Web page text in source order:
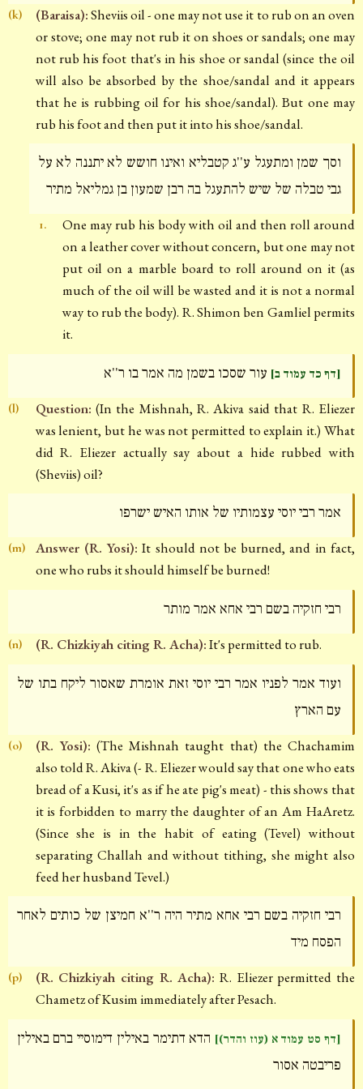
(k) (Baraisa):Sheviis oil - one may not use it to rub on an oven
or stove; one may not rub it on shoes or sandals; one may
not rub his foot that's in his shoe or sandal (since the oil
will also be absorbed by the shoe/sandal and it appears
that he is rubbing oil for his shoe/sandal). But one may
rub his foot and then put it into his shoe/sandal.
וסך שמן ומתעגל ע''ג קטבליא ואינו חושש לא יתננה לא על
גבי טבלה של שיש להתעגל בה רבן שמעון בן גמליאל מתיר
1.
One may rub his body with oil and then roll around
on a leather cover without concern, but one may not
put oil on a marble board to roll around on it (as
much of the oil will be wasted and it is not a normal
way to rub the body). R. Shimon ben Gamliel permits
it.
[דף כד עמוד ב] עור שסכו בשמן מה אמר בו ר''א
(l) Question: (In the Mishnah, R. Akiva said that R. Eliezer
was lenient, but he was not permitted to explain it.) What
did R. Eliezer actually say about a hide rubbed with
(Sheviis) oil?
אמר רבי יוסי עצמותיו של אותו האיש ישרפו
(m) Answer (R. Yosi): It should not be burned, and in fact,
one who rubs it should himself be burned!
רבי חזקיה בשם רבי אחא אמר מותר
(n) (R. Chizkiyah citing R. Acha):It's permitted to rub.
ועוד אמר לפניו אמר רבי יוסי זאת אומרת שאסור ליקח בתו של
עם הארץ
(o) (R. Yosi): (The Mishnah taught that) the Chachamim
also told R. Akiva (- R. Eliezer would say that one who eats
bread of a Kusi, it's as if he ate pig's meat) - this shows that
it is forbidden to marry the daughter of an Am HaAretz.
(Since she is in the habit of eating (Tevel) without
separating Challah and without tithing, she might also
feed her husband Tevel.)
רבי חזקיה בשם רבי אחא מתיר היה ר''א חמיצן של כותים לאחר
הפסח מיד
(p) (R. Chizkiyah citing R. Acha): R. Eliezer permitted the
Chametz of Kusim immediately after Pesach.
[דף סט עמוד א (עוז והדר)] הדא דתימר באילין דימוסיי ברם באילין
פריבטה אסור